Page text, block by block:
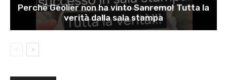
Perché Geolier non ha vinto Sanremo! Tutta la
verità dalla sala stampa